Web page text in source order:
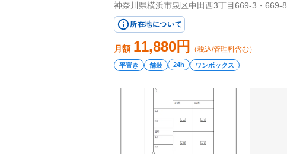
神奈川県横浜市泉区中田西3丁目669-3・669-8
所在地について
月額 11,880円 （税込/管理料含む）
平置き 舗装 24h ワンボックス